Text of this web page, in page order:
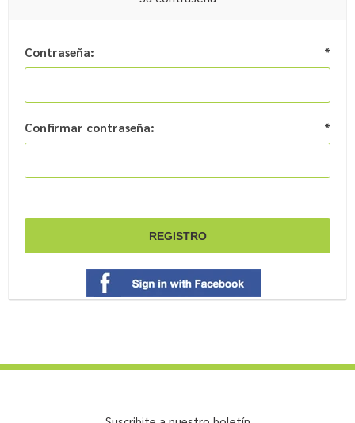
Contraseña: *
Confirmar contraseña: *